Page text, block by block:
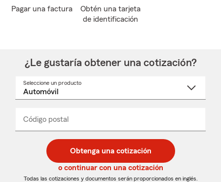
Pagar una factura
Obtén una tarjeta
de identificación
¿Le gustaría obtener una cotización?
Seleccione un producto
desplegable
Código postal
de
5
dígitos
de
5
dígitos
_____
Obtenga una cotización
o continuar con una cotización
Todas las cotizaciones y documentos serán proporcionados en inglés.